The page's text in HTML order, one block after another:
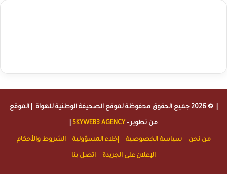
| © 2026 جميع الحقوق محفوظة لموقع الصحيفة الوطنية للهواة | الموقع
من تطوير - SKYWEB3 AGENCY
من نحن سياسة الخصوصية إخلاء المسؤولية الشروط والأحكام
الإعلان على الجريدة اتصل بنا